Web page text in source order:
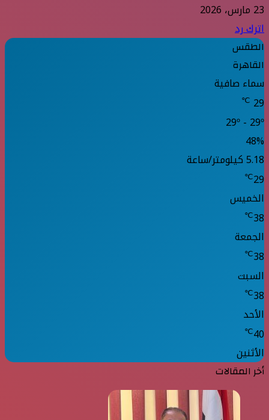
23 مارس، 2026
اترك رد
الطقس
القاهرة
سماء صافية
29
℃
29º - 29º
48%
5.18 كيلومتر/ساعة
29
℃
الخميس
38
℃
الجمعة
38
℃
السبت
38
℃
الأحد
40
℃
الأثنين
أخر المقالات